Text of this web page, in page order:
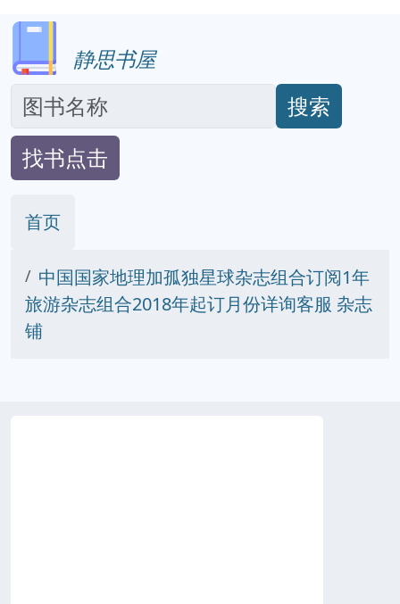
静思书屋
搜索
找书点击
首页
中国国家地理加孤独星球杂志组合订阅1年
旅游杂志组合2018年起订月份详询客服 杂志
铺